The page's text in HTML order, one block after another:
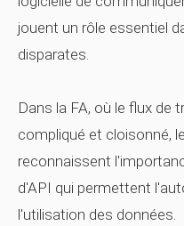
jouent un rôle essentiel
disparates.
Dans la FA, où le flux de
compliqué et cloisonné,
reconnaissent
d'API qui permettent
l'utilisation des données.